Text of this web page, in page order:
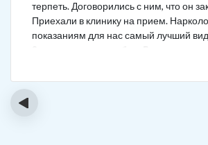
терпеть. Договорились с ним, что он
Приехали в клинику на прием.
показаниям для нас самый лучший
3 года поставили рубеж. Вот уже как
‹